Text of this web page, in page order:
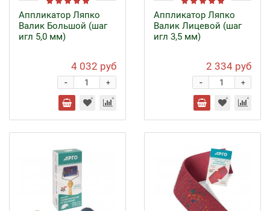
Аппликатор Ляпко
Валик Большой (шаг
игл 5,0 мм)
4 032 руб
+
-
Аппликатор Ляпко
Валик Лицевой (шаг
игл 3,5 мм)
2 334 руб
+
-